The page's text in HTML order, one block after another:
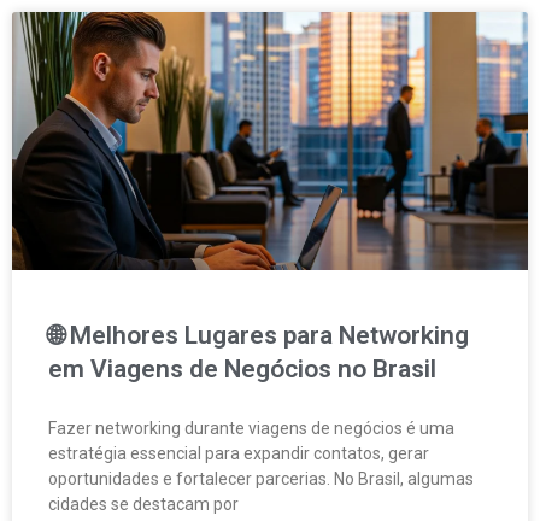
🌐 Melhores Lugares para Networking
em Viagens de Negócios no Brasil
Fazer networking durante viagens de negócios é uma
estratégia essencial para expandir contatos, gerar
oportunidades e fortalecer parcerias. No Brasil, algumas
cidades se destacam por